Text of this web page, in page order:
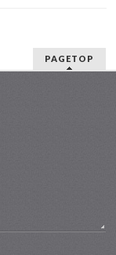
PAGETOP